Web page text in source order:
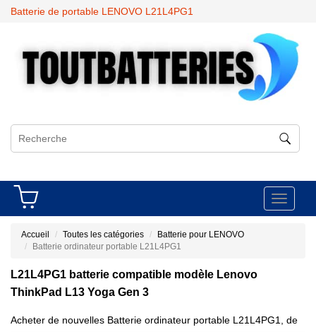
Batterie de portable LENOVO L21L4PG1
Toggle
Accueil Toutes les catégories
Batterie pour LENOVO
Batterie ordinateur portable L21L4PG1
L21L4PG1 batterie compatible modèle Lenovo
ThinkPad L13 Yoga Gen 3
Acheter de nouvelles Batterie ordinateur portable L21L4PG1, de